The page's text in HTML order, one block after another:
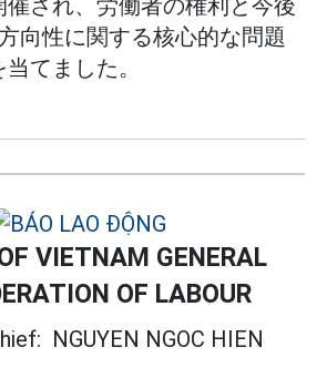
され、労働者の権利と今後
向性に関する核心的な問題
てました。
VIETNAM GENERAL
OF LABOUR
NGUYEN NGOC HIEN